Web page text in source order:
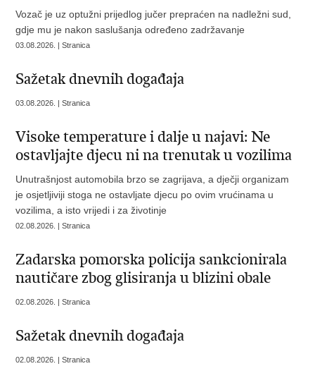
Vozač je uz optužni prijedlog jučer prepraćen na nadležni sud,
gdje mu je nakon saslušanja određeno zadržavanje
03.08.2026. | Stranica
Sažetak dnevnih događaja
03.08.2026. | Stranica
Visoke temperature i dalje u najavi: Ne
ostavljajte djecu ni na trenutak u vozilima
Unutrašnjost automobila brzo se zagrijava, a dječji organizam
je osjetljiviji stoga ne ostavljate djecu po ovim vrućinama u
vozilima, a isto vrijedi i za životinje
02.08.2026. | Stranica
Zadarska pomorska policija sankcionirala
nautičare zbog glisiranja u blizini obale
02.08.2026. | Stranica
Sažetak dnevnih događaja
02.08.2026. | Stranica